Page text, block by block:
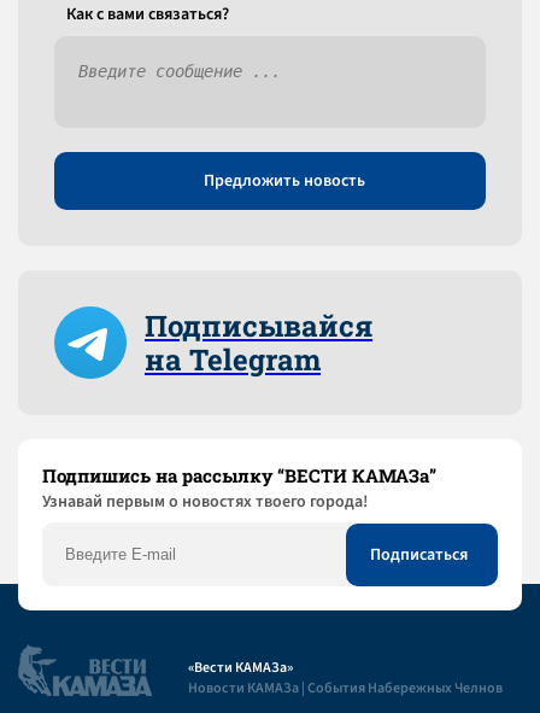
Как c вами связаться?
Предложить новость
Подписывайся
на Telegram
Подпишись на рассылку “ВЕСТИ КАМАЗа”
Узнaвай первым о новостях твоего города!
«Вести КАМАЗа»
Новости КАМАЗа | События Набережных Челнов